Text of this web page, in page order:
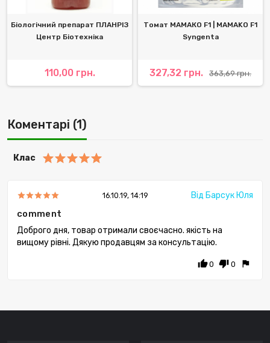
Біологічний препарат ПЛАНРІЗ
Центр Біотехніка
110,00 грн.
Томат МАМАКО F1 | MAMAKO F1
Syngenta
327,32 грн. 363,69 грн.
Коментарі (1)
Клас
16.10.19, 14:19 Від Барсук Юля
comment
Доброго дня, товар отримали своєчасно. якість на
вищому рівні. Дякую продавцям за консультацію.
thumb_up0 thumb_down 0 flag